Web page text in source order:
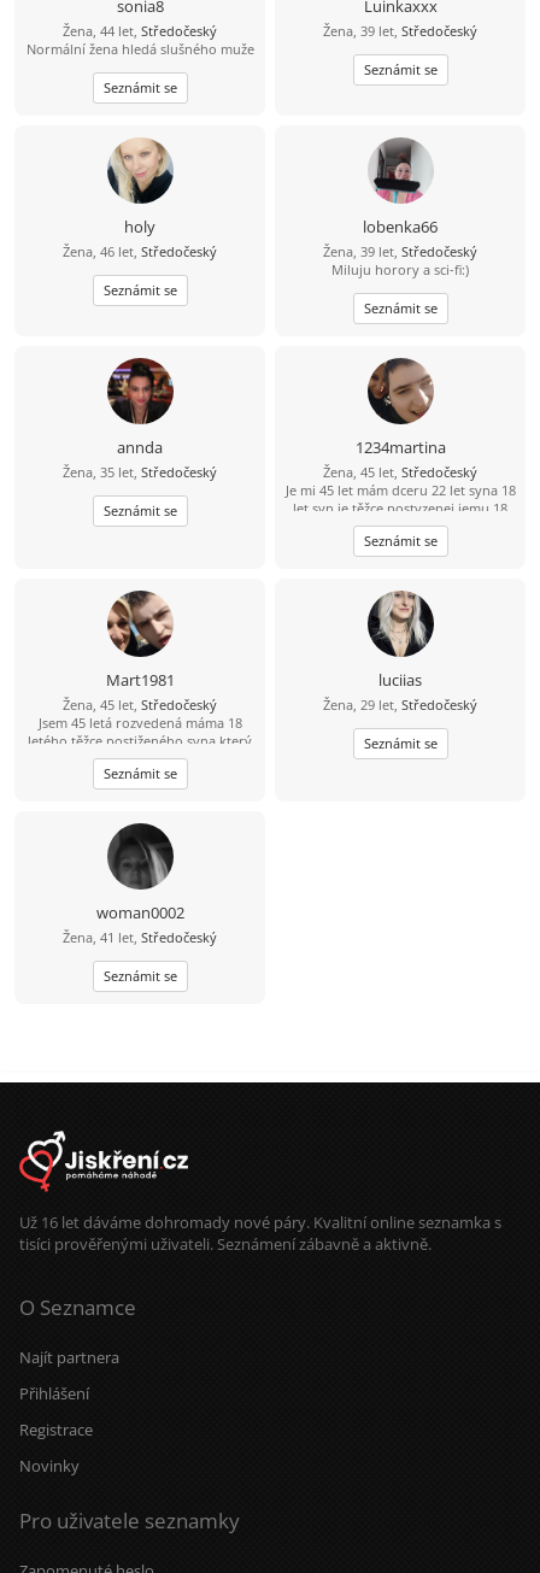
sonia8
Žena, 44 let, Středočeský
Normální žena hledá slušného muže
Seznámit se
Luinkaxxx
Žena, 39 let, Středočeský
Seznámit se
holy
Žena, 46 let, Středočeský
Seznámit se
lobenka66
Žena, 39 let, Středočeský
Miluju horory a sci-fi:)
Seznámit se
annda
Žena, 35 let, Středočeský
Seznámit se
1234martina
Žena, 45 let, Středočeský
Je mi 45 let mám dceru 22 let syna 18
let syn je těžce postyzenej jemu 18
let jednou za 14 dní mám střídavou
péči mám ráda výlety procházky
kino a procházky jinak dojdu ráda s
Seznámit se
Mart1981
Žena, 45 let, Středočeský
Jsem 45 letá rozvedená máma 18
letého těžce postiženého syna,který
vyžaduje 24hod.péči. Ale každých 14
dní si na celý víkend bere syna
bývalý manžel(otec syna) a tak bych
mnou rád vyrazil na výlet,poseděl u
kávy a bylo mu se mnou fajn. Bylo
by dobře kdyby to byl také tatínek a
měl rád děti.
Seznámit se
luciias
Žena, 29 let, Středočeský
Seznámit se
woman0002
Žena, 41 let, Středočeský
Seznámit se
Už 16 let dáváme dohromady nové páry. Kvalitní online seznamka s
tisíci prověřenými uživateli. Seznámení zábavně a aktivně.
O Seznamce
Najít partnera
Přihlášení
Registrace
Novinky
Pro uživatele seznamky